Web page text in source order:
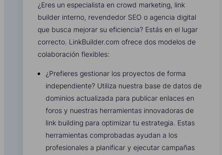
¿Eres un especialista en crowd marketing, link
builder interno, revendedor SEO o agencia digital
que busca mejorar su eficiencia? Estás en el lugar
correcto. LinkBuilder.com ofrece dos modelos de
colaboración flexibles:
¿Prefieres gestionar los proyectos de forma
independiente? Utiliza nuestra base de datos de
dominios actualizada para publicar enlaces en
foros y nuestras herramientas innovadoras de
link building para optimizar tu estrategia. Estas
herramientas comprobadas ayudan a los
profesionales a planificar y ejecutar campañas